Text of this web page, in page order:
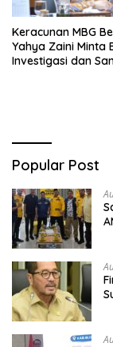
Keracunan MBG
Yahya Zaini Minta
Investigasi dan
Popular Post